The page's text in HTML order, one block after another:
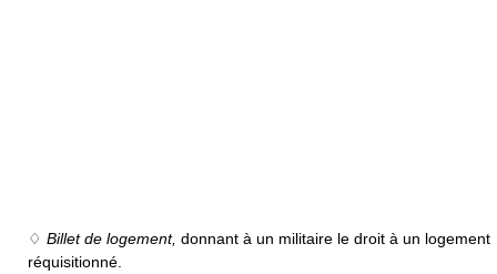
♢ Billet de logement, donnant à un militaire le droit à un logement
réquisitionné.